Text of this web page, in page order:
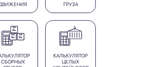
ГРУЗА
СБОРНЫХ
КАЛЬКУЛЯТОР
ЦЕЛЫХ